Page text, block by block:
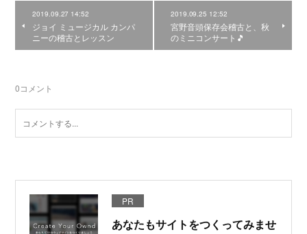
2019.09.27 14:52
ジョイ ミュージカル カンパ
ニーの稽古とレッスン
2019.09.25 12:52
宮野音頭保存会稽古と、秋
のミニコンサート🎵
0コメント
PR
あなたもサイトをつくってみませ